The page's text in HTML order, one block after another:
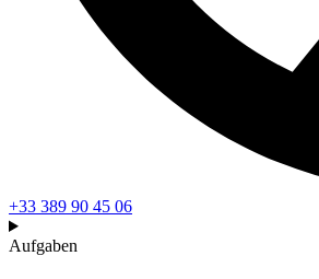
+33 389 90 45 06
Aufgaben